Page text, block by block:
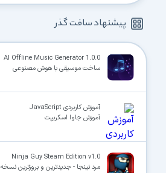
پیشنهاد سافت گذر
AI Offline Music Generator 1.0.0
ساخت موسیقی با هوش مصنوعی
آموزش کاربردی JavaScript
آموزش جاوا اسکریپت
Ninja Guy Steam Edition v1.0
مرد نینجا - جدیدترین و بروزترین نسخه